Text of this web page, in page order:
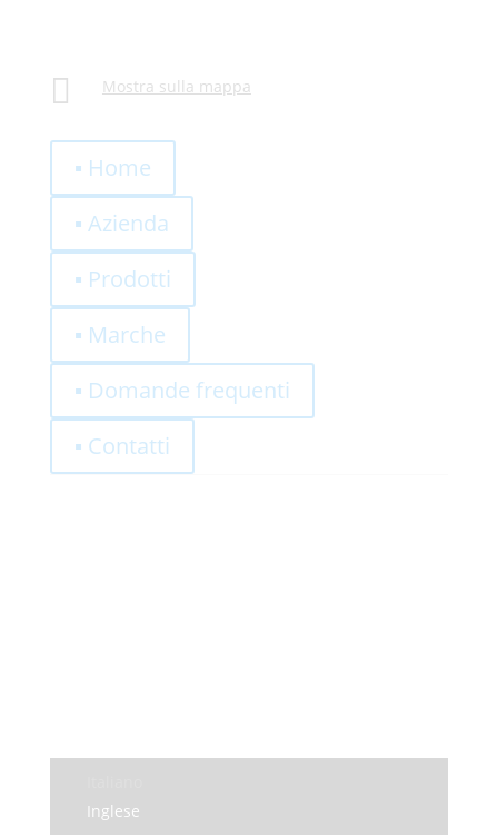
 Mostra sulla mappa
▪ Home
▪ Azienda
▪ Prodotti
▪ Marche
▪ Domande frequenti
▪ Contatti
Inglese